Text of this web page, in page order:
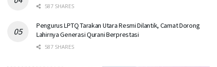
587 SHARES
Pengurus LPTQ Tarakan Utara Resmi Dilantik, Camat Dorong
Lahirnya Generasi Qurani Berprestasi
587 SHARES